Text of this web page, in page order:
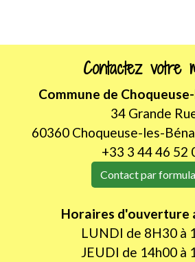
Contactez votre
Commune de
34 Grande
60360 Choqueuse-les-
+33 3 44 46 52
Contact par
Horaires d'ouverture
LUNDI de 8H30 à
JEUDI de 14h00 à